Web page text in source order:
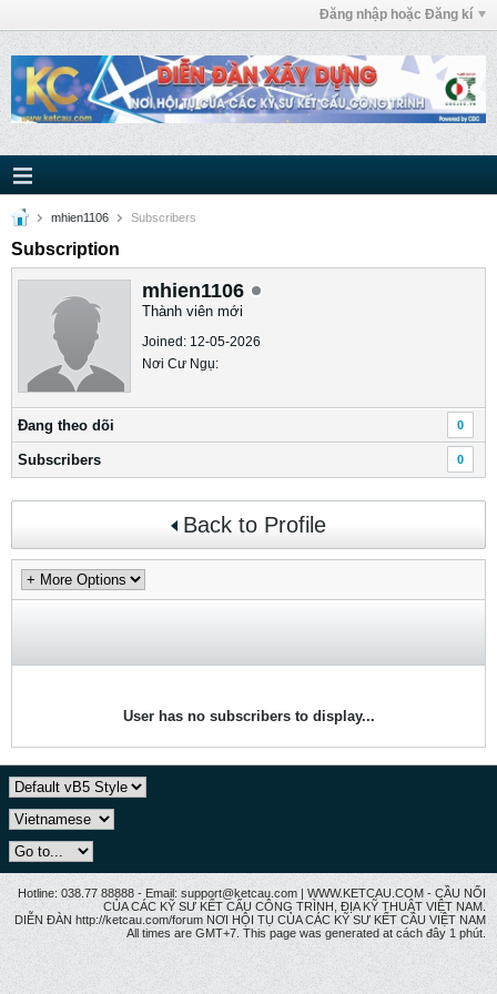
Đăng nhập hoặc Đăng kí
mhien1106 Subscribers
Subscription
mhien1106
Thành viên mới
Joined: 12-05-2026
Nơi Cư Ngụ:
Ðang theo dõi 0
Subscribers 0
Back to Profile
User has no subscribers to display...
Hotline: 038.77 88888 - Email: support@ketcau.com | WWW.KETCAU.COM - CẦU NỐI
CỦA CÁC KỸ SƯ KẾT CẤU CÔNG TRÌNH, ĐỊA KỸ THUẬT VIỆT NAM.
DIỄN ĐÀN http://ketcau.com/forum NƠI HỘI TỤ CỦA CÁC KỸ SƯ KẾT CÂU VIỆT NAM
All times are GMT+7. This page was generated at cách đây 1 phút.